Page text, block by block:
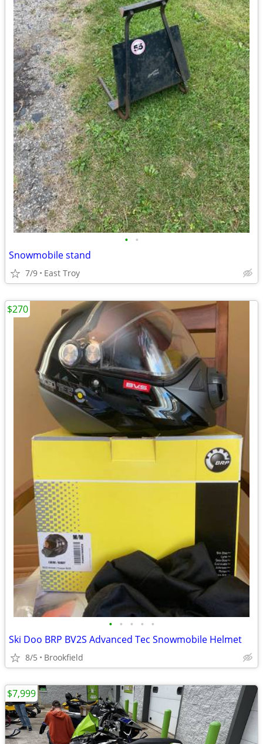
• •
Snowmobile stand
7/9 East Troy
• • • • •
Ski Doo BRP BV2S Advanced Tec Snowmobile Helmet
8/5 Brookfield
$270
$7,999